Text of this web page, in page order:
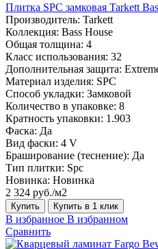
Плитка SPC замковая Tarkett
Производитель: Tarkett
Коллекция: Bass House
Общая толщина: 4
Класс использования: 32
Дополнительная защита:
Материал изделия: SPC
Способ укладки: Замковой
Количество в упаковке: 8
Кратность упаковки: 1.903
Фаска: Да
Вид фаски: 4 V
Браширование (теснение): Да
Тип плитки: Spc
Новинка: Новинка
2 324 руб./м2
Купить Купить в 1 клик
В избранное В избранном
Сравнить